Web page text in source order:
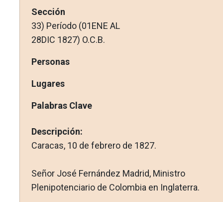
Sección
33) Período (01ENE AL
28DIC 1827) O.C.B.
Personas
Lugares
Palabras Clave
Descripción:
Caracas, 10 de febrero de 1827.
Señor José Fernández Madrid, Ministro
Plenipotenciario de Colombia en Inglaterra.